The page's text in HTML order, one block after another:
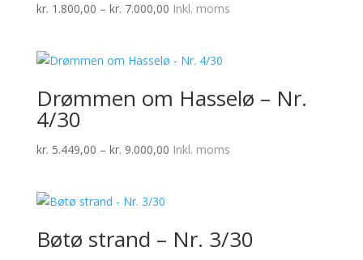
kr. 1.800,00 – kr. 7.000,00Prisinterval:
kr. 7.000,00
Inkl. moms
Drømmen om Hasselø – Nr.
4/30
kr. 5.449,00 – kr. 9.000,00Prisinterval:
Inkl. moms
Bøtø strand – Nr. 3/30